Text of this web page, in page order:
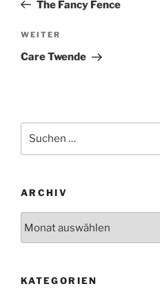
The Fancy Fence
Nächster
Beitrag
WEITER
Care Twende
nach:
ARCHIV
KATEGORIEN